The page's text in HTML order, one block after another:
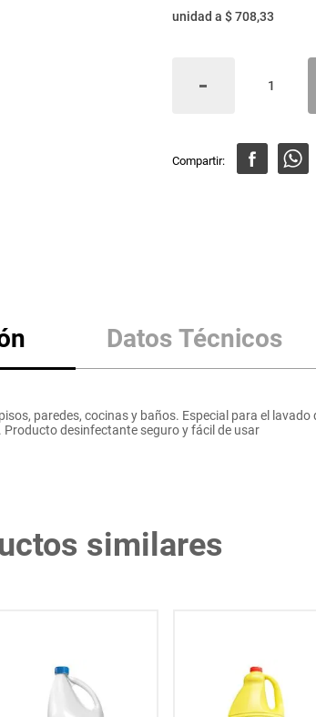
unidad a $ 708,33
Datos Técnicos
paredes, cocinas y baños. Especial para el
Producto desinfectante seguro y fácil de usar
similares